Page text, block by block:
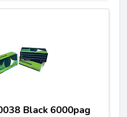
Black 6000pag